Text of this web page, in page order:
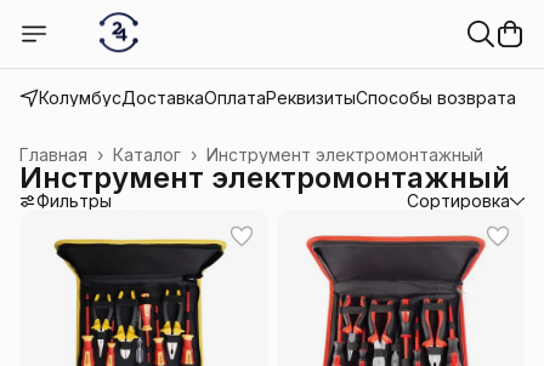
КолумбусДоставкаОплатаРеквизитыСпособы возврата
Инструмент электромонтажный
Каталог ›
Главная ›
Инструмент электромонтажный
Фильтры Сортировка